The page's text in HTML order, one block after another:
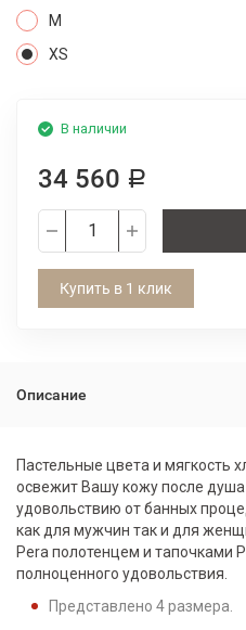
M
XS
В наличии
34 560 Р
Купить в 1 клик
Описание
Пастельные цвета и мягкость
освежит Вашу кожу после
удовольствию от банных
как для мужчин так и для
Pera полотенцем и тапочками
полноценного удовольствия.
Представлено 4 размера.